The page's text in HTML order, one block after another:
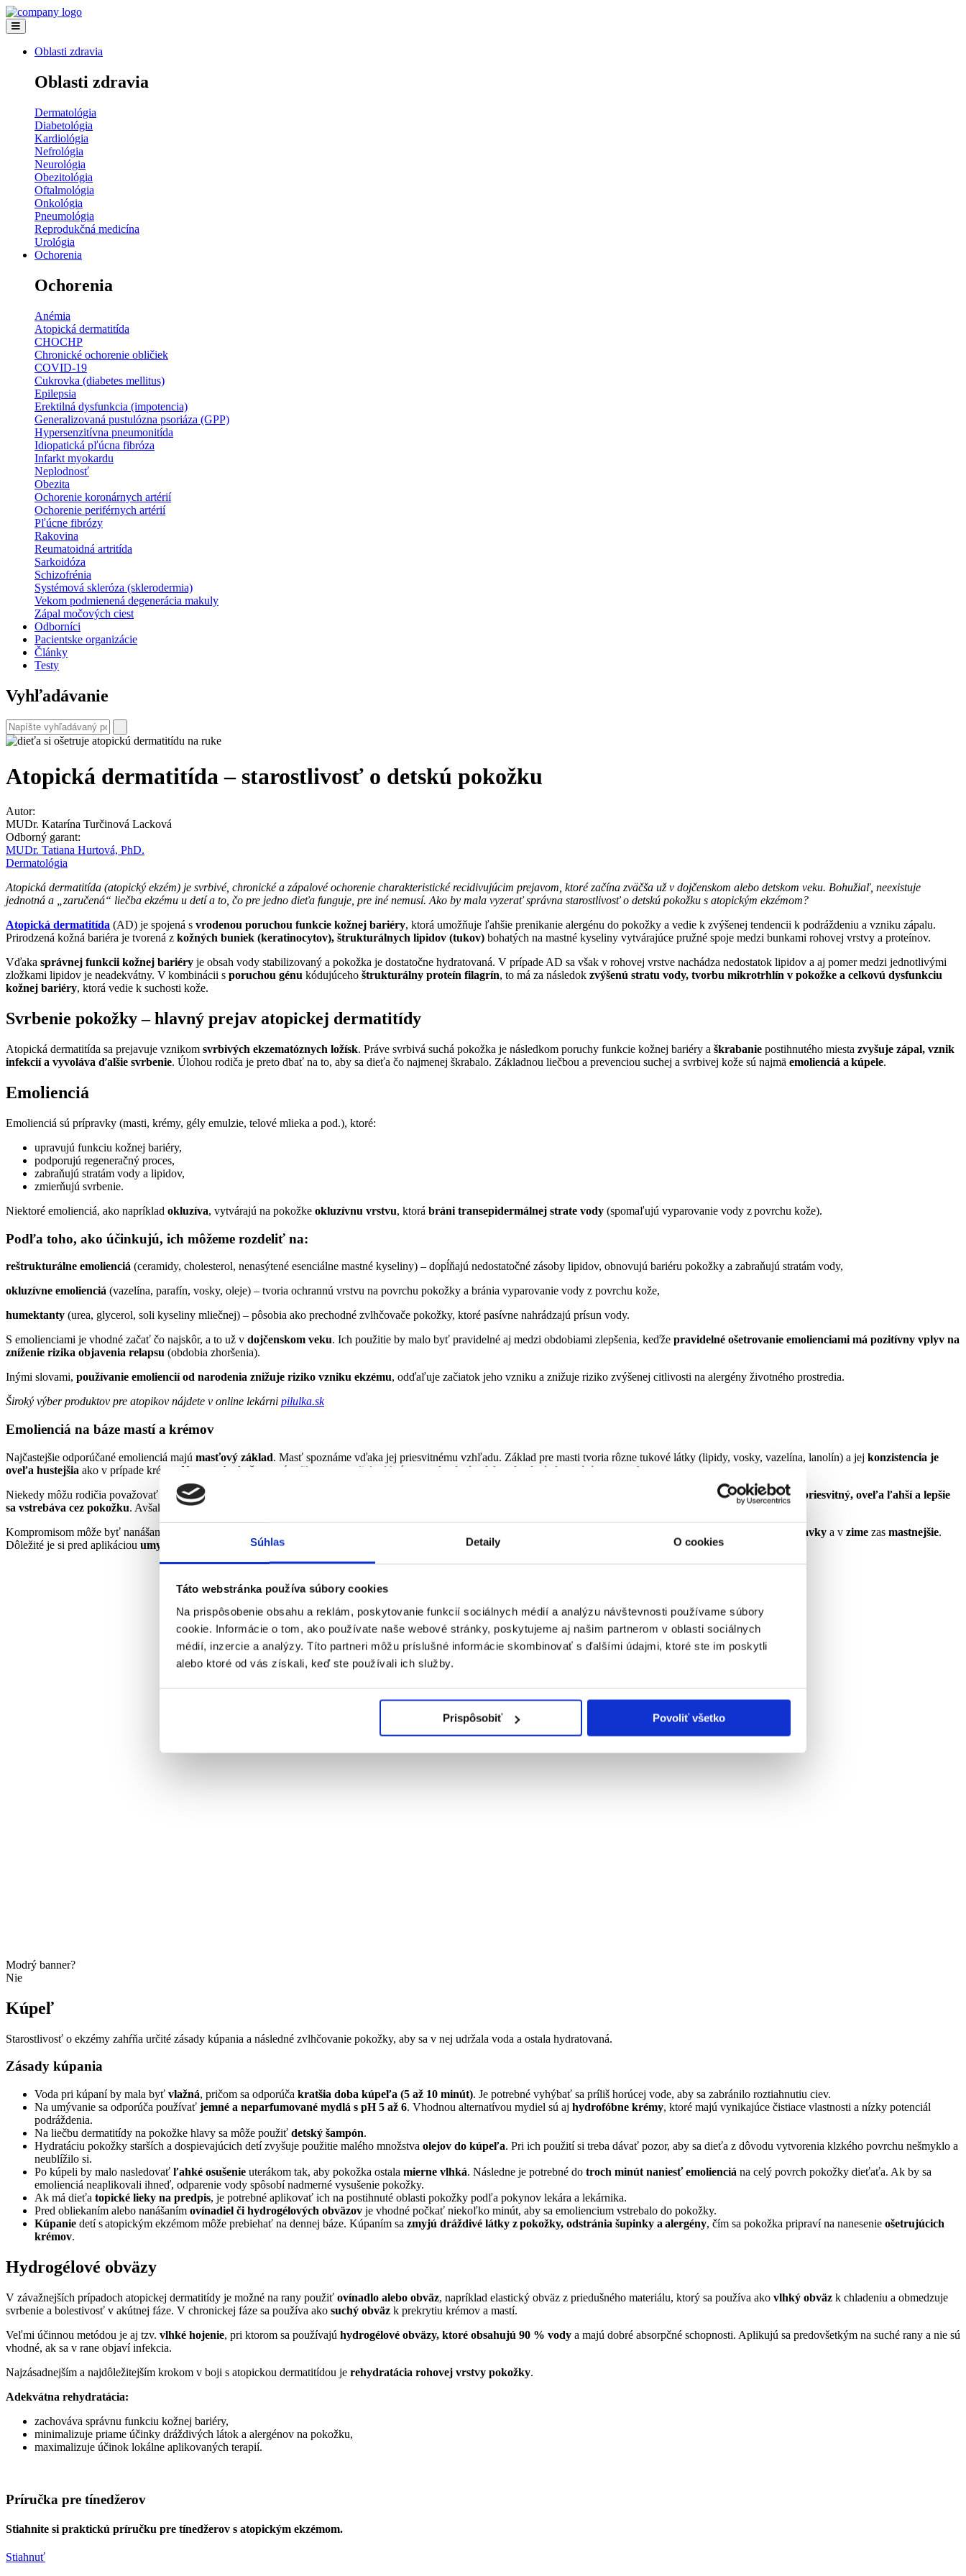
Súhlas Detaily O cookies
Táto webstránka používa súbory cookies
Na prispôsobenie obsahu a reklám, poskytovanie funkcií sociálnych médií a analýzu návštevnosti používame súbory
cookie. Informácie o tom, ako používate naše webové stránky, poskytujeme aj našim partnerom v oblasti sociálnych
médií, inzercie a analýzy. Títo partneri môžu príslušné informácie skombinovať s ďalšími údajmi, ktoré ste im poskytli
alebo ktoré od vás získali, keď ste používali ich služby.
Prispôsobiť Povoliť všetko
Oblasti zdravia
Oblasti zdravia
Dermatológia
Diabetológia
Kardiológia
Nefrológia
Neurológia
Obezitológia
Oftalmológia
Onkológia
Pneumológia
Reprodukčná medicína
Urológia
Ochorenia
Ochorenia
Anémia
Atopická dermatitída
CHOCHP
Chronické ochorenie obličiek
COVID-19
Cukrovka (diabetes mellitus)
Epilepsia
Erektilná dysfunkcia (impotencia)
Generalizovaná pustulózna psoriáza (GPP)
Hypersenzitívna pneumonitída
Idiopatická pľúcna fibróza
Infarkt myokardu
Neplodnosť
Obezita
Ochorenie koronárnych artérií
Ochorenie periférnych artérií
Pľúcne fibrózy
Rakovina
Reumatoidná artritída
Sarkoidóza
Schizofrénia
Systémová skleróza (sklerodermia)
Vekom podmienená degenerácia makuly
Zápal močových ciest
Odborníci
Pacientske organizácie
Články
Testy
Vyhľadávanie
Atopická dermatitída – starostlivosť o detskú pokožku
Autor:
MUDr. Katarína Turčinová Lacková
Odborný garant:
MUDr. Tatiana Hurtová, PhD.
Dermatológia
Atopická dermatitída (atopický ekzém) je svrbivé, chronické a zápalové ochorenie charakteristické recidivujúcim prejavom, ktoré začína zväčša už v dojčenskom alebo detskom veku. Bohužiaľ, neexistuje
jednotná a „zaručená“ liečba ekzému u detí a to, čo pre jedno dieťa funguje, pre iné nemusí. Ako by mala vyzerať správna starostlivosť o detskú pokožku s atopickým ekzémom?
Atopická dermatitída (AD) je spojená s vrodenou poruchou funkcie kožnej bariéry, ktorá umožňuje ľahšie prenikanie alergénu do pokožky a vedie k zvýšenej tendencii k podráždeniu a vzniku zápalu.
Prirodzená kožná bariéra je tvorená z kožných buniek (keratinocytov), štrukturálnych lipidov (tukov) bohatých na mastné kyseliny vytvárajúce pružné spoje medzi bunkami rohovej vrstvy a proteínov.
Vďaka správnej funkcii kožnej bariéry je obsah vody stabilizovaný a pokožka je dostatočne hydratovaná. V prípade AD sa však v rohovej vrstve nachádza nedostatok lipidov a aj pomer medzi jednotlivými
zložkami lipidov je neadekvátny. V kombinácii s poruchou génu kódujúceho štrukturálny proteín filagrín, to má za následok zvýšenú stratu vody, tvorbu mikrotrhlín v pokožke a celkovú dysfunkciu
kožnej bariéry, ktorá vedie k suchosti kože.
Svrbenie pokožky – hlavný prejav atopickej dermatitídy
Atopická dermatitída sa prejavuje vznikom svrbivých ekzematóznych ložísk. Práve svrbivá suchá pokožka je následkom poruchy funkcie kožnej bariéry a škrabanie postihnutého miesta zvyšuje zápal, vznik
infekcií a vyvoláva ďalšie svrbenie. Úlohou rodiča je preto dbať na to, aby sa dieťa čo najmenej škrabalo. Základnou liečbou a prevenciou suchej a svrbivej kože sú najmä emolienciá a kúpele.
Emolienciá
Emolienciá sú prípravky (masti, krémy, gély emulzie, telové mlieka a pod.), ktoré:
upravujú funkciu kožnej bariéry,
podporujú regeneračný proces,
zabraňujú stratám vody a lipidov,
zmierňujú svrbenie.
Niektoré emolienciá, ako napríklad okluzíva, vytvárajú na pokožke okluzívnu vrstvu, ktorá bráni transepidermálnej strate vody (spomaľujú vyparovanie vody z povrchu kože).
Podľa toho, ako účinkujú, ich môžeme rozdeliť na:
reštrukturálne emolienciá (ceramidy, cholesterol, nenasýtené esenciálne mastné kyseliny) – dopĺňajú nedostatočné zásoby lipidov, obnovujú bariéru pokožky a zabraňujú stratám vody,
okluzívne emolienciá (vazelína, parafín, vosky, oleje) – tvoria ochrannú vrstvu na povrchu pokožky a bránia vyparovanie vody z povrchu kože,
humektanty (urea, glycerol, soli kyseliny mliečnej) – pôsobia ako prechodné zvlhčovače pokožky, ktoré pasívne nahrádzajú prísun vody.
S emolienciami je vhodné začať čo najskôr, a to už v dojčenskom veku. Ich použitie by malo byť pravidelné aj medzi obdobiami zlepšenia, keďže pravidelné ošetrovanie emolienciami má pozitívny vplyv na
zníženie rizika objavenia relapsu (obdobia zhoršenia).
Inými slovami, používanie emoliencií od narodenia znižuje riziko vzniku ekzému, odďaľuje začiatok jeho vzniku a znižuje riziko zvýšenej citlivosti na alergény životného prostredia.
Široký výber produktov pre atopikov nájdete v online lekárni pilulka.sk
Emolienciá na báze mastí a krémov
Najčastejšie odporúčané emolienciá majú masťový základ. Masť spoznáme vďaka jej priesvitnému vzhľadu. Základ pre masti tvoria rôzne tukové látky (lipidy, vosky, vazelína, lanolín) a jej konzistencia je
oveľa hustejšia ako v prípade krému. Na povrchu kože vytvára film a na rozdiel od krému neobsahuje alebo obsahuje len minimum vody
Niekedy môžu rodičia považovať prípravky na báze mastí za príliš mastné na každodenné použitie a volia alternatívy na báze
. Krémový základ je na rozdiel od masti nepriesvitný, oveľa ľahší a lepšie
sa vstrebáva cez pokožku. Avšak z dôvodu slabších okluzívnych účinkov krémov v porovnaní s masťami sú
Kompromisom môže byť nanášanie
ľahké, hydratačné, chladivé prípravky a v zime zas mastnejšie.
Dôležité je si pred aplikáciou umyť ruky aby sa nezaniesla na postihnuté miesto infekcia.
Modrý banner?
Nie
Kúpeľ
Starostlivosť o ekzémy zahŕňa určité zásady kúpania a následné zvlhčovanie pokožky, aby sa v nej udržala voda a ostala hydratovaná.
Zásady kúpania
Voda pri kúpaní by mala byť vlažná, pričom sa odporúča kratšia doba kúpeľa (5 až 10 minút). Je potrebné vyhýbať sa príliš horúcej vode, aby sa zabránilo roztiahnutiu ciev.
Na umývanie sa odporúča používať jemné a neparfumované mydlá s pH 5 až 6. Vhodnou alternatívou mydiel sú aj hydrofóbne krémy, ktoré majú vynikajúce čistiace vlastnosti a nízky potenciál
podráždenia.
Na liečbu dermatitídy na pokožke hlavy sa môže použiť detský šampón.
Hydratáciu pokožky starších a dospievajúcich detí zvyšuje použitie malého množstva olejov do kúpeľa. Pri ich použití si treba dávať pozor, aby sa dieťa z dôvodu vytvorenia klzkého povrchu nešmyklo a
neublížilo si.
Po kúpeli by malo nasledovať ľahké osušenie uterákom tak, aby pokožka ostala mierne vlhká. Následne je potrebné do troch minút naniesť emolienciá na celý povrch pokožky dieťaťa. Ak by sa
emolienciá neaplikovali ihneď, odparenie vody spôsobí nadmerné vysušenie pokožky.
Ak má dieťa topické lieky na predpis, je potrebné aplikovať ich na postihnuté oblasti pokožky podľa pokynov lekára a lekárnika.
Pred obliekaním alebo nanášaním ovínadiel či hydrogélových obväzov je vhodné počkať niekoľko minút, aby sa emoliencium vstrebalo do pokožky.
Kúpanie detí s atopickým ekzémom môže prebiehať na dennej báze. Kúpaním sa zmyjú dráždivé látky z pokožky, odstránia šupinky a alergény, čím sa pokožka pripraví na nanesenie ošetrujúcich
krémov.
Hydrogélové obväzy
V závažnejších prípadoch atopickej dermatitídy je možné na rany použiť ovínadlo alebo obväz, napríklad elastický obväz z priedušného materiálu, ktorý sa používa ako vlhký obväz k chladeniu a obmedzuje
svrbenie a bolestivosť v akútnej fáze. V chronickej fáze sa používa ako suchý obväz k prekrytiu krémov a mastí.
Veľmi účinnou metódou je aj tzv. vlhké hojenie, pri ktorom sa používajú hydrogélové obväzy, ktoré obsahujú 90 % vody a majú dobré absorpčné schopnosti. Aplikujú sa predovšetkým na suché rany a nie sú
vhodné, ak sa v rane objaví infekcia.
Najzásadnejším a najdôležitejším krokom v boji s atopickou dermatitídou je rehydratácia rohovej vrstvy pokožky.
Adekvátna rehydratácia:
zachováva správnu funkciu kožnej bariéry,
minimalizuje priame účinky dráždivých látok a alergénov na pokožku,
maximalizuje účinok lokálne aplikovaných terapií.
Príručka pre tínedžerov
Stiahnite si praktickú príručku pre tínedžerov s atopickým ekzémom.
Stiahnuť